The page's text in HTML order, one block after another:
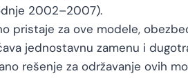
2002–2007).
pristaje za ove modele,
jednostavnu zamenu i
rešenje za održavanje ovih